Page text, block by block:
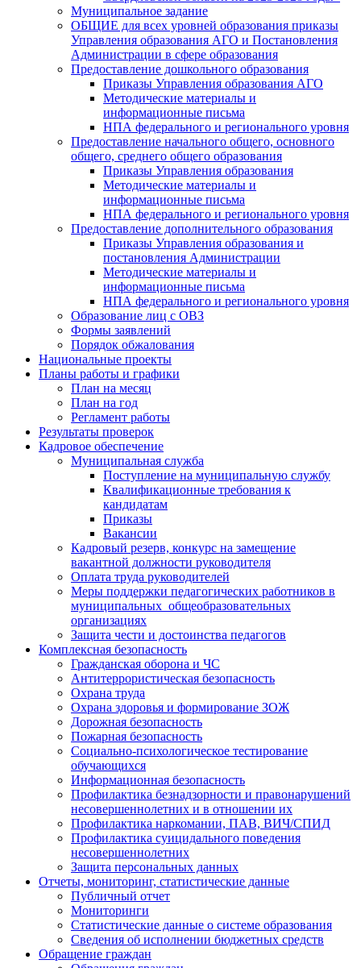
Муниципальное задание
ОБЩИЕ для всех уровней образования приказы
Управления образования АГО и Постановления
Администрации в сфере образования
Предоставление дошкольного образования
Приказы Управления образования АГО
Методические материалы и
информационные письма
НПА федерального и регионального уровня
Предоставление начального общего, основного
общего, среднего общего образования
Приказы Управления образования
Методические материалы и
информационные письма
НПА федерального и регионального уровня
Предоставление дополнительного образования
Приказы Управления образования и
постановления Администрации
Методические материалы и
информационные письма
НПА федерального и регионального уровня
Образование лиц с ОВЗ
Формы заявлений
Порядок обжалования
Национальные проекты
Планы работы и графики
План на месяц
План на год
Регламент работы
Результаты проверок
Кадровое обеспечение
Муниципальная служба
Поступление на муниципальную службу
Квалификационные требования к
кандидатам
Приказы
Вакансии
Кадровый резерв, конкурс на замещение
вакантной должности руководителя
Оплата труда руководителей
Меры поддержки педагогических работников в
муниципальных общеобразовательных
организациях
Защита чести и достоинства педагогов
Комплексная безопасность
Гражданская оборона и ЧС
Антитеррористическая безопасность
Охрана труда
Охрана здоровья и формирование ЗОЖ
Дорожная безопасность
Пожарная безопасность
Социально-психологическое тестирование
обучающихся
Информационная безопасность
Профилактика безнадзорности и правонарушений
несовершеннолетних и в отношении их
Профилактика наркомании, ПАВ, ВИЧ/СПИД
Профилактика суицидального поведения
несовершеннолетних
Защита персональных данных
Отчеты, мониторинг, статистические данные
Публичный отчет
Мониторинги
Статистические данные о системе образования
Сведения об исполнении бюджетных средств
Обращение граждан